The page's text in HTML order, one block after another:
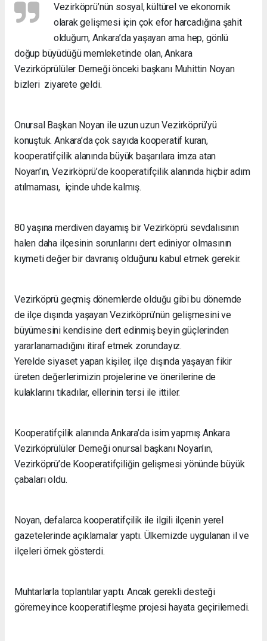
Vezirköprü’nün sosyal, kültürel ve ekonomik
olarak gelişmesi için çok efor harcadığına şahit
olduğum, Ankara’da yaşayan ama hep, gönlü
doğup büyüdüğü memleketinde olan, Ankara
Vezirköprülüler Derneği önceki başkanı Muhittin Noyan
bizleri ziyarete geldi.
Onursal Başkan Noyan ile uzun uzun Vezirköprü’yü
konuştuk. Ankara’da çok sayıda kooperatif kuran,
kooperatifçilik alanında büyük başarılara imza atan
Noyan’ın, Vezirköprü’de kooperatifçilik alanında hiçbir adım
atılmaması, içinde uhde kalmış.
80 yaşına merdiven dayamış bir Vezirköprü sevdalısının
halen daha ilçesinin sorunlarını dert ediniyor olmasının
kıymeti değer bir davranış olduğunu kabul etmek gerekir.
Vezirköprü geçmiş dönemlerde olduğu gibi bu dönemde
de ilçe dışında yaşayan Vezirköprü’nün gelişmesini ve
büyümesini kendisine dert edinmiş beyin güçlerinden
yararlanamadığını itiraf etmek zorundayız.
Yerelde siyaset yapan kişiler, ilçe dışında yaşayan fikir
üreten değerlerimizin projelerine ve önerilerine de
kulaklarını tıkadılar, ellerinin tersi ile ittiler.
Kooperatifçilik alanında Ankara’da isim yapmış Ankara
Vezirköprülüler Derneği onursal başkanı Noyan’ın,
Vezirköprü’de Kooperatifçiliğin gelişmesi yönünde büyük
çabaları oldu.
Noyan, defalarca kooperatifçilik ile ilgili ilçenin yerel
gazetelerinde açıklamalar yaptı. Ülkemizde uygulanan il ve
ilçeleri örnek gösterdi.
Muhtarlarla toplantılar yaptı. Ancak gerekli desteği
göremeyince kooperatifleşme projesi hayata geçirilemedi.